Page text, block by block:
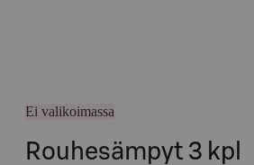
Ei valikoimassa
Rouhesämpyt 3 kpl